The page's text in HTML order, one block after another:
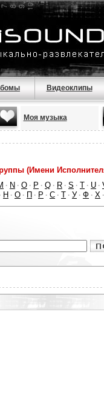
Видеоклипы
Моя музыка
(Имени
· N · O · P · Q · R · S · T · U ·
· Н · О · П · Р · С · Т · У · Ф · Х